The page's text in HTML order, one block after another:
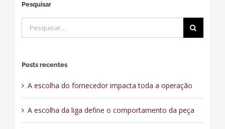
Pesquisar
Buscar
resultados
Posts recentes
A escolha do fornecedor impacta toda a operação
A escolha da liga define o comportamento da peça